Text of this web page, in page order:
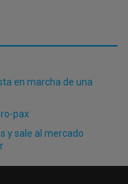
en marcha de una
pax
y sale al mercado